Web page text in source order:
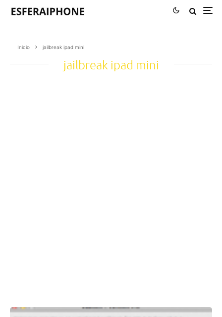
Inicio jailbreak ipad mini
jailbreak ipad mini